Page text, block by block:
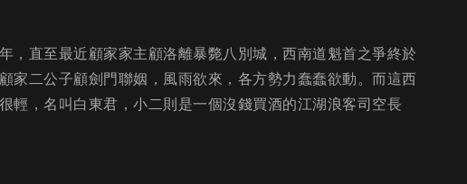
直至最近顧家家主顧洛離暴斃八別城，西南道魁首之爭終於
家二公子顧劍門聯姻，風雨欲來，各方勢力蠢蠢欲動。而這西
輕，名叫白東君，小二則是一個沒錢買酒的江湖浪客司空長